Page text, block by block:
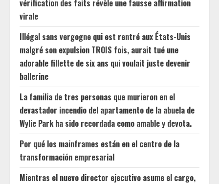
vérification des faits révèle une fausse affirmation
virale
Illégal sans vergogne qui est rentré aux États-Unis
malgré son expulsion TROIS fois, aurait tué une
adorable fillette de six ans qui voulait juste devenir
ballerine
La familia de tres personas que murieron en el
devastador incendio del apartamento de la abuela de
Wylie Park ha sido recordada como amable y devota.
Por qué los mainframes están en el centro de la
transformación empresarial
Mientras el nuevo director ejecutivo asume el cargo,